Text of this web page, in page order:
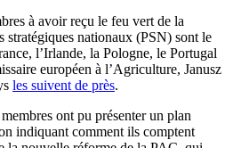
à avoir reçu le feu vert de la
stratégiques nationaux (PSN) sont le
l’Irlande, la Pologne, le Portugal
européen à l’Agriculture, Janusz
les suivent de près.
ont pu présenter un plan
indiquant comment ils comptent